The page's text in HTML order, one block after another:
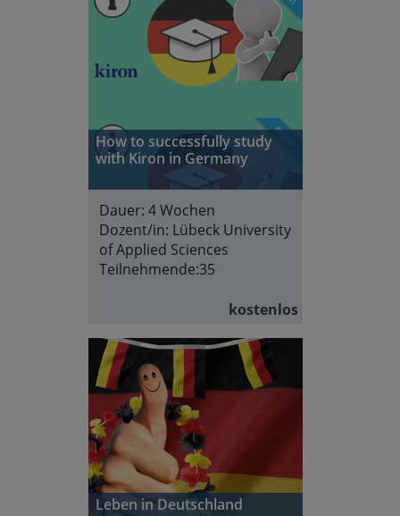
How to successfully study
with Kiron in Germany
Dauer: 4 Wochen
Dozent/in: Lübeck University
of Applied Sciences
Teilnehmende:35
kostenlos
Leben in Deutschland